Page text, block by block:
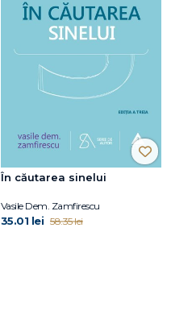
În căutarea sinelui
Vasile Dem. Zamfirescu
35.01 lei 58.35 lei